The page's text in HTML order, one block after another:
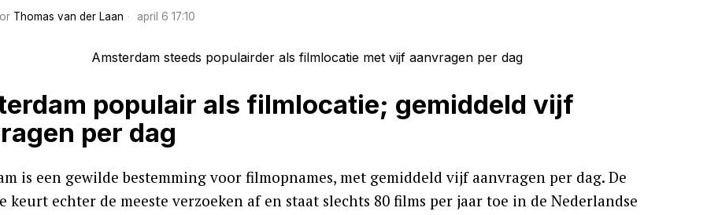
Thomas van der Laan april 6 17:10
populair als filmlocatie; gemiddeld vijf
per dag
is een gewilde bestemming voor filmopnames, met gemiddeld vijf aanvragen per dag. De
keurt echter de meeste verzoeken af en staat slechts 80 films per jaar toe in de Nederlandse